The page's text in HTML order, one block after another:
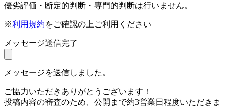
優劣評価・断定的判断・専門的判断は行いません。
※利用規約をご確認の上ご利用ください
メッセージ送信完了
メッセージを送信しました。
ご協力いただきありがとうございます！
投稿内容の審査のため、公開まで約3営業日程度いただきま